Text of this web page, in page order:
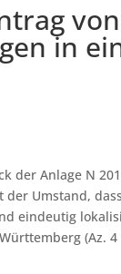
von
in
der Anlage N
Umstand,
eindeutig
(Az. 4